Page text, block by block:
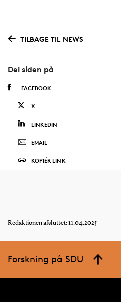
TILBAGE TIL NEWS
Del siden på
FACEBOOK
X
LINKEDIN
EMAIL
KOPIÉR LINK
Redaktionen afsluttet: 11.04.2025
Forskning på SDU